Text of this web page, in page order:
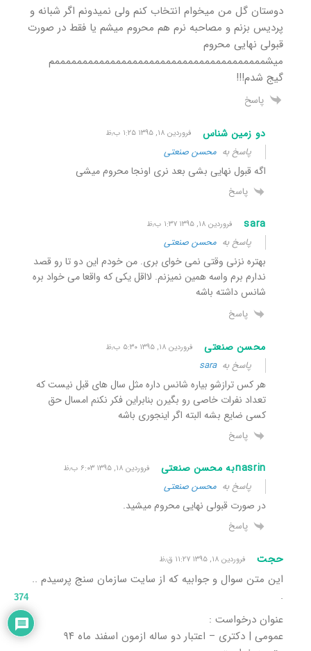
دوستان گل من میخوام انتخاب کنم ولی نمیدونم اگر شبانه و
پردیس بزنم و مصاحبه نرم هم محروم میشم یا فقط در صورت
قبولی نهایی محروم
میشممممممممممممممممممممممممممممممممممممممم
گیج شدم!!!
پاسخ
دو زمین شناس فروردین ۱۸, ۱۳۹۵ ۱:۲۵ ب٫ظ
پاسخ به محسن صنعتی
اگه قبول نهایی بشی بعد نری اونجا محروم میشی
پاسخ
sara فروردین ۱۸, ۱۳۹۵ ۱:۳۷ ب٫ظ
پاسخ به محسن صنعتی
بهتره نزنی وقتی نمی خوای بری. من خودم این دو تا رو قصد
ندارم برم واسه همین نمیزنم. لااقل یکی که واقعا می خواد بره
شانس داشته باشه
پاسخ
محسن صنعتی فروردین ۱۸, ۱۳۹۵ ۵:۳۰ ب٫ظ
پاسخ بهsara
هر کس ترازشو بیاره شانس داره مثل سال های قبل نیست که
تعداد نفرات خاصی رو بگیرن بنابراین فکر نکنم امسال حق
کسی ضایع بشه البته اگر اینجوری باشه
پاسخ
nasrinبه محسن صنعتی فروردین ۱۸, ۱۳۹۵ ۶:۰۳ ب٫ظ
پاسخ به محسن صنعتی
در صورت قبولی نهایی محروم میشید.
پاسخ
حجت فروردین ۱۸, ۱۳۹۵ ۱۱:۲۷ ق٫ظ
این متن سوال و جوابیه که از سایت سازمان سنج پرسیدم ..
.
عنوان درخواست :
عمومی | دکتری – اعتبار دو ساله ازمون اسفند ماه ۹۴
374